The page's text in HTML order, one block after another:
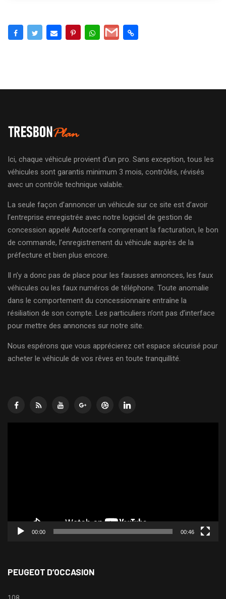
Ici, chaque véhicule provient d’un pro. Sans exception, tous les
véhicules sont garantis minimum 3 mois, contrôlés, révisés
avec un contrôle technique valable.
La seule façon d’annoncer un véhicule sur ce site est d’avoir
l’entreprise enregistrée avec notre logiciel de gestion de
concession appelé Autocerfa comprenant la facturation, le bon
de commande, l’enregistrement du véhicule auprès de la
préfecture et bien plus encore.
Il n’y a donc pas de place pour les fausses annonces, les faux
véhicules ou les faux numéros de téléphone. Toute anomalie
dans le comportement du concessionnaire entraîne la
résiliation de son compte. Les particuliers n’ont pas d’interface
pour mettre des annonces sur notre site.
Nous espérons que vous apprécierez cet espace sécurisé pour
acheter le véhicule de vos rêves en toute tranquillité.
00:00 00:46
PEUGEOT D’OCCASION